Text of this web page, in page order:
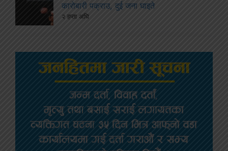
कारोबारी पक्राउ, दुई जना घाइते
२ हप्ता अघि